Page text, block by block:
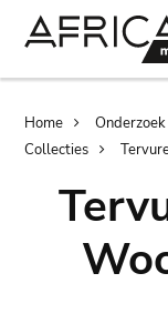
Home Onderzoek
Collecties